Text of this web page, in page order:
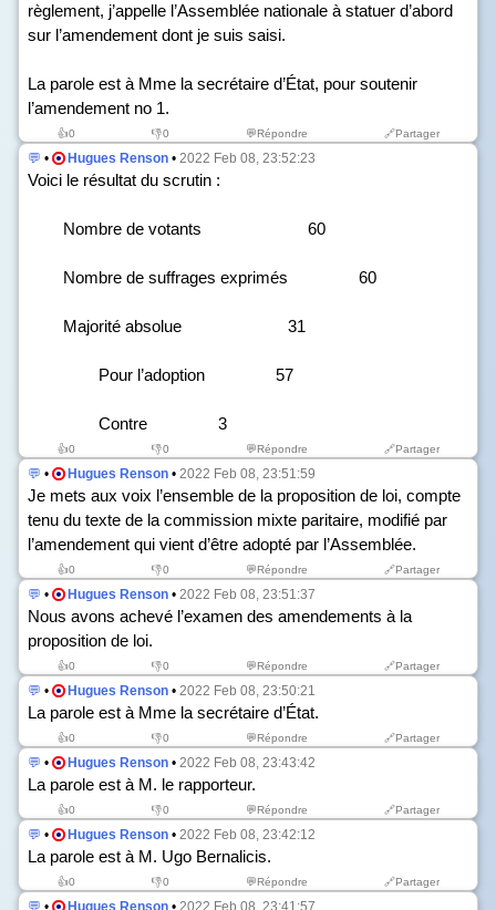
règlement, j’appelle l’Assemblée nationale à statuer d’abord
sur l’amendement dont je suis saisi.
La parole est à Mme la secrétaire d’État, pour soutenir
l’amendement no 1.
👍0 👎0 💬Répondre 🔗Partager
💬 • Hugues Renson • 2022 Feb 08, 23:52:23
Voici le résultat du scrutin :
Nombre de votants 60
Nombre de suffrages exprimés 60
Majorité absolue 31
Pour l’adoption 57
Contre 3
👍0 👎0 💬Répondre 🔗Partager
💬 • Hugues Renson • 2022 Feb 08, 23:51:59
Je mets aux voix l’ensemble de la proposition de loi, compte
tenu du texte de la commission mixte paritaire, modifié par
l’amendement qui vient d’être adopté par l’Assemblée.
👍0 👎0 💬Répondre 🔗Partager
💬 • Hugues Renson • 2022 Feb 08, 23:51:37
Nous avons achevé l’examen des amendements à la
proposition de loi.
👍0 👎0 💬Répondre 🔗Partager
💬 • Hugues Renson • 2022 Feb 08, 23:50:21
La parole est à Mme la secrétaire d’État.
👍0 👎0 💬Répondre 🔗Partager
💬 • Hugues Renson • 2022 Feb 08, 23:43:42
La parole est à M. le rapporteur.
👍0 👎0 💬Répondre 🔗Partager
💬 • Hugues Renson • 2022 Feb 08, 23:42:12
La parole est à M. Ugo Bernalicis.
👍0 👎0 💬Répondre 🔗Partager
💬 • Hugues Renson • 2022 Feb 08, 23:41:57